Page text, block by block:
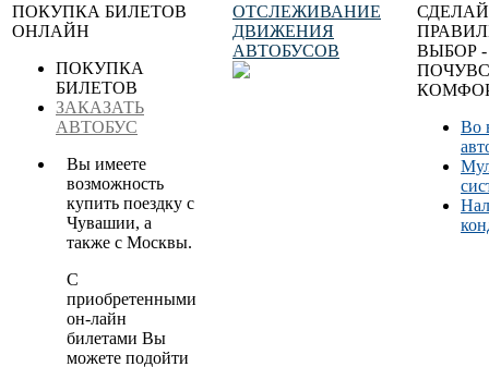
ПОКУПКА БИЛЕТОВ
ОНЛАЙН
ПОКУПКА
БИЛЕТОВ
ЗАКАЗАТЬ
АВТОБУС
Вы имеете
возможность
купить поездку с
Чувашии, а
также с Москвы.
С
приобретенными
он-лайн
билетами Вы
можете подойти
ОТСЛЕЖИВАНИЕ
ДВИЖЕНИЯ
АВТОБУСОВ
ВЫБОР -
Во